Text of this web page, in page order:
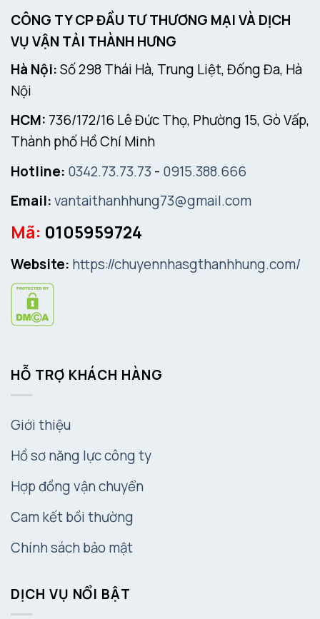
CÔNG TY CP ĐẦU TƯ THƯƠNG MẠI VÀ DỊCH
VỤ VẬN TẢI THÀNH HƯNG
Hà Nội:Số 298 Thái Hà, Trung Liệt, Đống Đa, Hà
Nội
HCM: 736/172/16 Lê Đức Thọ, Phường 15, Gò Vấp,
Thành phố Hồ Chí Minh
Hotline: 0342.73.73.73- 0915.388.666
Email:vantaithanhhung73@gmail.com
Mã: 0105959724
Website: https://chuyennhasgthanhhung.com/
HỖ TRỢ KHÁCH HÀNG
Giới thiệu
Hồ sơ năng lực công ty
Hợp đồng vận chuyển
Cam kết bồi thường
Chính sách bảo mật
DỊCH VỤ NỔI BẬT